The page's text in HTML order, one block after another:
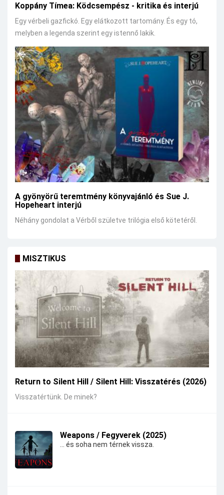
Koppány Tímea: Ködcsempész - kritika és interjú
Egy vérbeli gazfickó. Egy elátkozott tartomány. És egy tó,
melyben a legenda szerint egy istennő lakik.
A gyönyörű teremtmény könyvajánló és Sue J.
Hopeheart interjú
Néhány gondolat a Vérből születve trilógia első kötetéről.
MISZTIKUS
Return to Silent Hill / Silent Hill: Visszatérés (2026)
Visszatértünk. De minek?
Weapons / Fegyverek (2025)
... és soha nem térnek vissza.